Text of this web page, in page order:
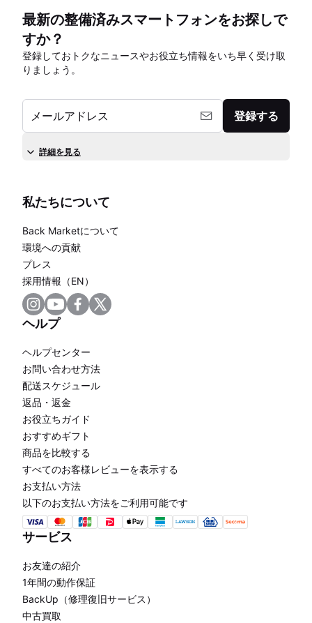
最新の整備済みスマートフォンをお探しで
すか？
登録しておトクなニュースやお役立ち情報をいち早く受け取
りましょう。
メールアドレス 登録する
詳細を見る
私たちについて
Back Marketについて
環境への貢献
プレス
採用情報（EN）
ヘルプ
ヘルプセンター
お問い合わせ方法
配送スケジュール
返品・返金
お役立ちガイド
おすすめギフト
商品を比較する
すべてのお客様レビューを表示する
お支払い方法
以下のお支払い方法をご利用可能です
サービス
お友達の紹介
1年間の動作保証
BackUp（修理復旧サービス）
中古買取